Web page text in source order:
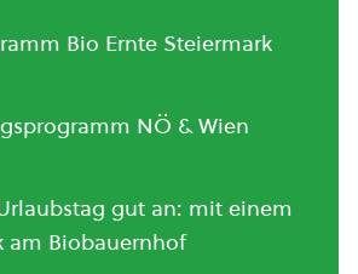
Bio Ernte Steiermark
NÖ & Wien
gut an: mit einem
am Biobauernhof